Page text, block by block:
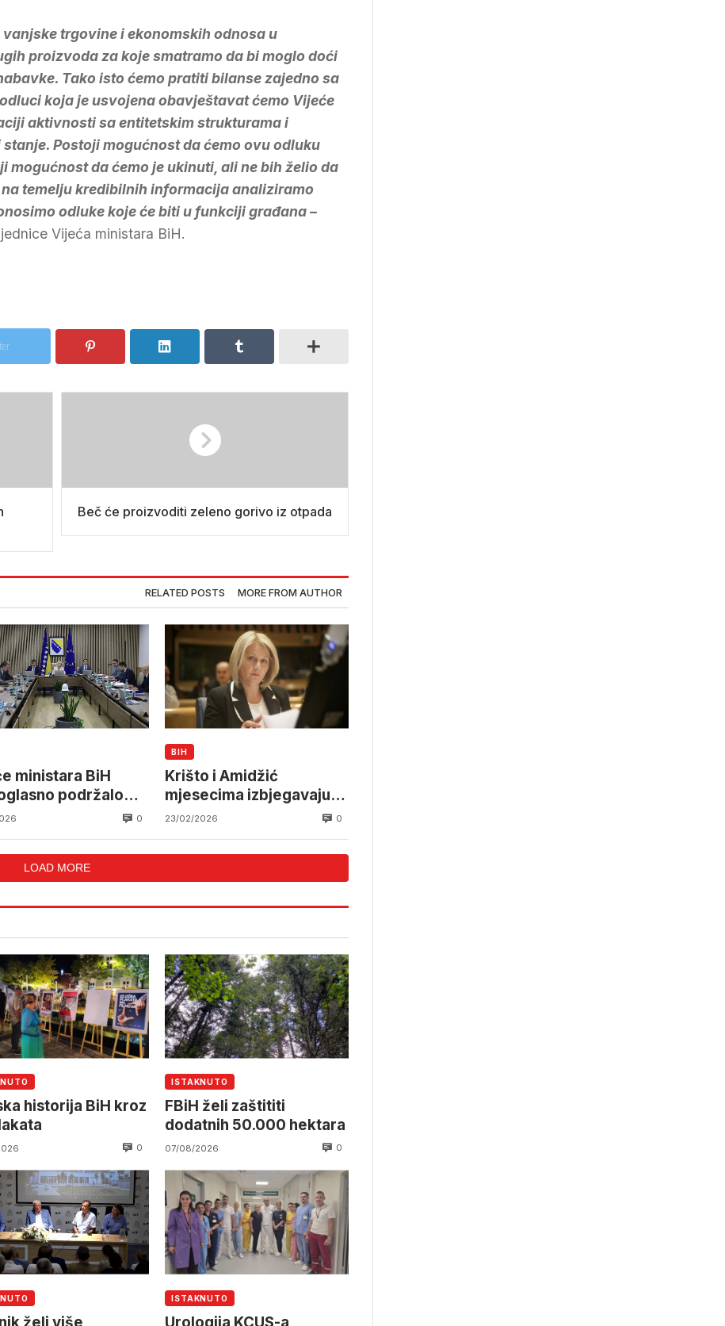
trgovine i ekonomskih odnosa u
proizvoda za koje smatramo da bi moglo doći
Tako isto ćemo pratiti bilanse zajedno sa
koja je usvojena obavještavat ćemo Vijeće
aktivnosti sa entitetskim strukturama i
Postoji mogućnost da ćemo ovu odluku
da ćemo je ukinuti, ali ne bih želio da
temelju kredibilnih informacija analiziramo
odluke koje će biti u funkciji građana –
Vijeća ministara BiH.
Beč će proizvoditi zeleno gorivo iz otpada
RELATED POSTS MORE FROM AUTHOR
ministara BiH
podržalo
s Hrvatskom na
0
BIH
Krišto i Amidžić
mjesecima izbjegavaju
sastanke s delegacijom
23/02/2026 0
LOAD MORE
historija BiH kroz
0
ISTAKNUTO
FBiH želi zaštititi
dodatnih 50.000 hektara
07/08/2026 0
želi više
ISTAKNUTO
Urologija KCUS-a